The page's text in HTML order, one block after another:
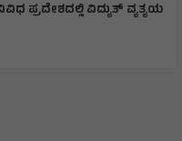
ಪ್ರದೇಶದಲ್ಲಿ ವಿದ್ಯುತ್ ವ್ಯತ್ಯಯ